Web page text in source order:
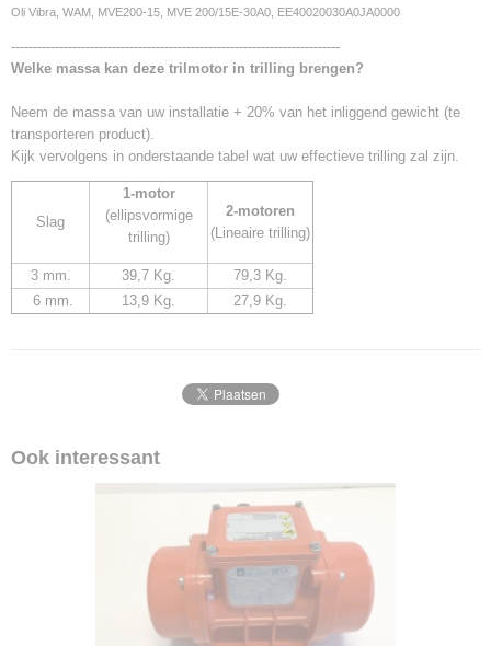
Oli Vibra, WAM, MVE200-15, MVE 200/15E-30A0, EE40020030A0JA0000
---------------------------------------------------------------------------
Welke massa kan deze trilmotor in trilling brengen?
Neem de massa van uw installatie + 20% van het inliggend gewicht (te
transporteren product).
Kijk vervolgens in onderstaande tabel wat uw effectieve trilling zal zijn.
Slag
1-motor
(ellipsvormige
trilling)
2-motoren
(Lineaire trilling)
3 mm. 39,7 Kg.
79,3 Kg.
6 mm.
13,9 Kg. 27,9 Kg.
Ook interessant